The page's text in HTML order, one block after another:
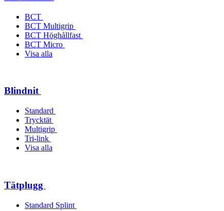
BCT
BCT Multigrip
BCT Höghållfast
BCT Micro
Visa alla
Blindnit
Standard
Trycktät
Multigrip
Tri-link
Visa alla
Tätplugg
Standard Splint